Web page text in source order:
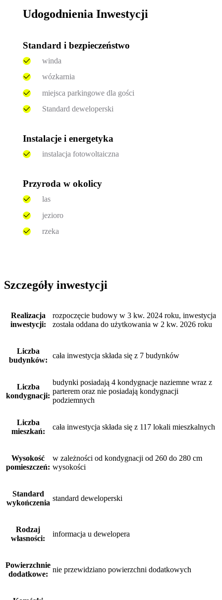
Udogodnienia Inwestycji
Standard i bezpieczeństwo
winda
wózkarnia
miejsca parkingowe dla gości
Standard deweloperski
Instalacje i energetyka
instalacja fotowoltaiczna
Przyroda w okolicy
las
jezioro
rzeka
Szczegóły inwestycji
Realizacja
inwestycji:
rozpoczęcie budowy w 3 kw. 2024 roku, inwestycja
została oddana do użytkowania w 2 kw. 2026 roku
Liczba
budynków:
cała inwestycja składa się z 7 budynków
Liczba
kondygnacji:
budynki posiadają 4 kondygnacje naziemne wraz z
parterem oraz nie posiadają kondygnacji
podziemnych
Liczba
mieszkań:
cała inwestycja składa się z 117 lokali mieszkalnych
Wysokość
pomieszczeń:
w zależności od kondygnacji od 260 do 280 cm
wysokości
Standard
wykończenia
standard deweloperski
Rodzaj
własności:
informacja u dewelopera
Powierzchnie
dodatkowe:
nie przewidziano powierzchni dodatkowych